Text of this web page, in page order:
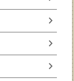
chevron_right
chevron_right
chevron_right